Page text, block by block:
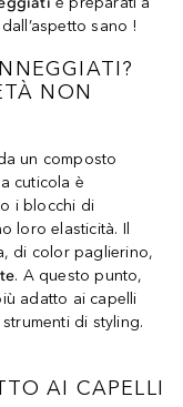
sano !
NON
un composto
cuticola è
i blocchi di
loro elasticità. Il
di color paglierino,
. A questo punto,
adatto ai capelli
di styling.
AI CAPELLI